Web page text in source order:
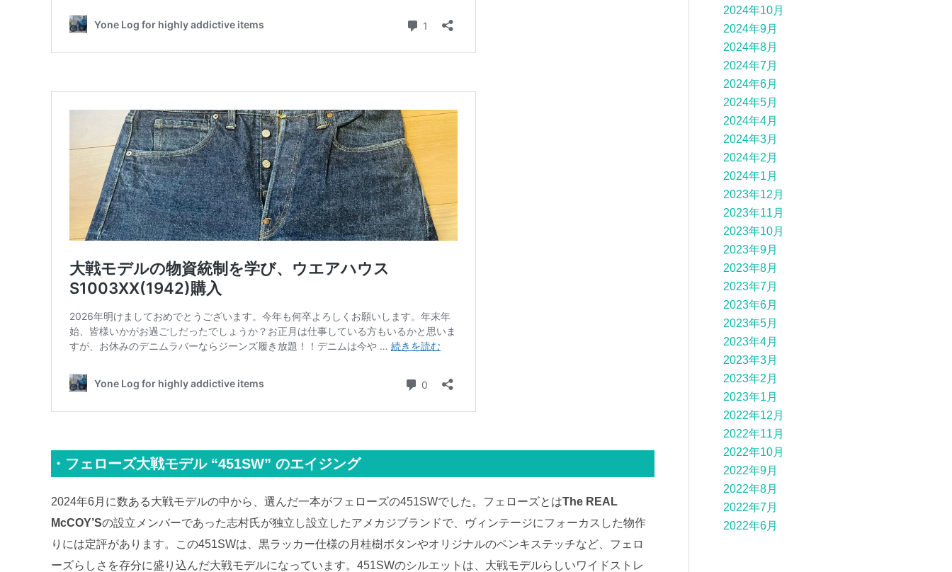
・フェローズ大戦モデル “451SW” のエイジング
2024年6月に数ある大戦モデルの中から、選んだ一本がフェローズの451SWでした。フェローズとはThe REAL
McCOY’Sの設立メンバーであった志村氏が独立し設立したアメカジブランドで、ヴィンテージにフォーカスした物作
りには定評があります。この451SWは、黒ラッカー仕様の月桂樹ボタンやオリジナルのペンキステッチなど、フェロ
ーズらしさを存分に盛り込んだ大戦モデルになっています。451SWのシルエットは、大戦モデルらしいワイドストレ
2024年10月
2024年9月
2024年8月
2024年7月
2024年6月
2024年5月
2024年4月
2024年3月
2024年2月
2024年1月
2023年12月
2023年11月
2023年10月
2023年9月
2023年8月
2023年7月
2023年6月
2023年5月
2023年4月
2023年3月
2023年2月
2023年1月
2022年12月
2022年11月
2022年10月
2022年9月
2022年8月
2022年7月
2022年6月